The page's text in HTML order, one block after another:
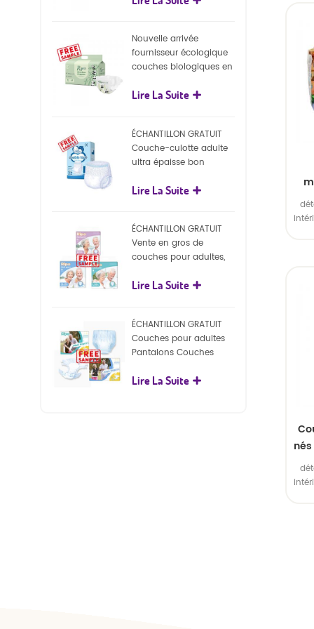
Nouvelle arrivée
fournisseur écologique
couches biologiques en
biodégradables pour
Lire La Suite
ÉCHANTILLON GRATUIT
Couche-culotte adulte
ultra épaisse bon
jetable pour adulte
Lire La Suite
ÉCHANTILLON GRATUIT
Vente en gros de
couches pour adultes,
adultes
Lire La Suite
ÉCHANTILLON GRATUIT
Couches pour adultes
Pantalons Couches
pour adultes
Lire La Suite